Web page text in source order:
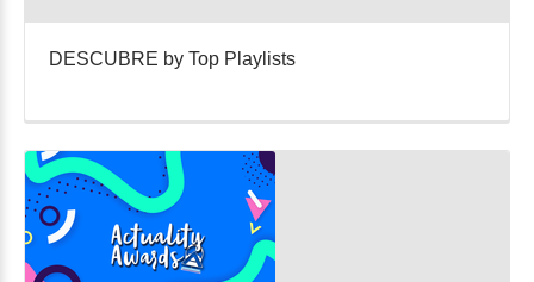
DESCUBRE by Top Playlists